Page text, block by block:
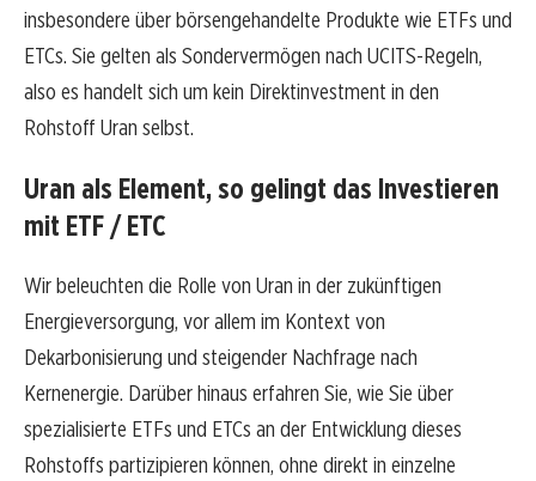
insbesondere über börsengehandelte Produkte wie ETFs und
ETCs. Sie gelten als Sondervermögen nach UCITS-Regeln,
also es handelt sich um kein Direktinvestment in den
Rohstoff Uran selbst.
Uran als Element, so gelingt das Investieren
mit ETF / ETC
Wir beleuchten die Rolle von Uran in der zukünftigen
Energieversorgung, vor allem im Kontext von
Dekarbonisierung und steigender Nachfrage nach
Kernenergie. Darüber hinaus erfahren Sie, wie Sie über
spezialisierte ETFs und ETCs an der Entwicklung dieses
Rohstoffs partizipieren können, ohne direkt in einzelne